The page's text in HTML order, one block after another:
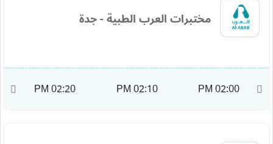
مختبرات العرب الطبية - جدة
02:00 PM
02:10 PM
02:20 PM